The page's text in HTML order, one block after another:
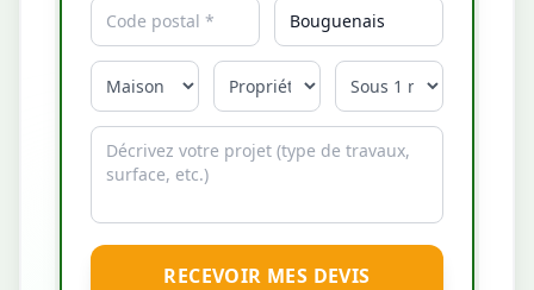
RECEVOIR MES DEVIS